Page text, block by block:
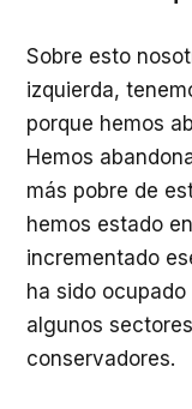
Sobre esto
izquierda,
porque hemos
Hemos
más pobre de
hemos estado
incrementado
ha sido
algunos
conservadores.